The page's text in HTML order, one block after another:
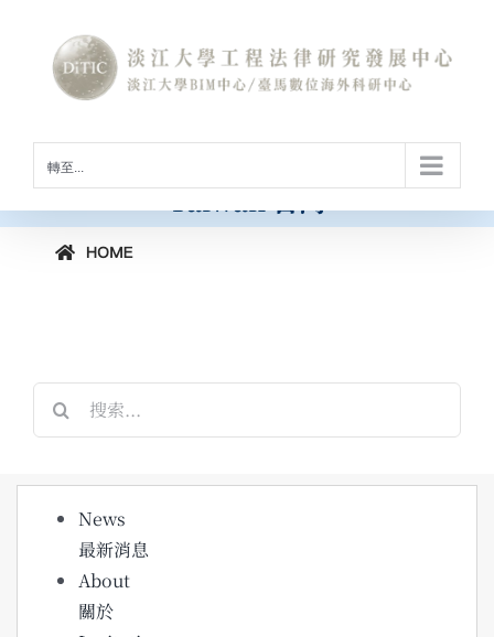
content
轉至...
[horizontal-scrolling group=”GROUP2″]
International Conference on
Construction Law and Digital
Technology
工程法律與數位科技國際研討會
Taiwan 台灣
果：
News
最新消息
About
關於